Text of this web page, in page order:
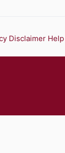
Disclaimer Help